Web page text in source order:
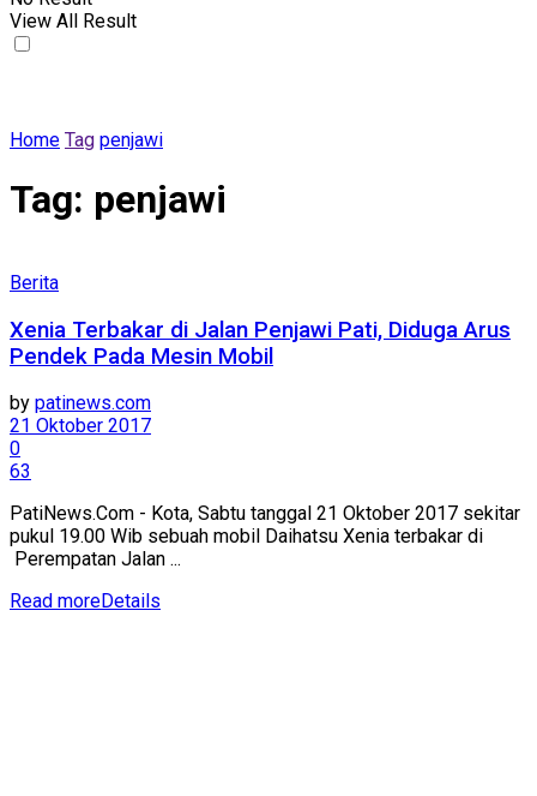
View All Result
Home Tag penjawi
Tag: penjawi
Berita
Xenia Terbakar di Jalan Penjawi Pati, Diduga Arus
Pendek Pada Mesin Mobil
by patinews.com
21 Oktober 2017
0
63
PatiNews.Com - Kota, Sabtu tanggal 21 Oktober 2017 sekitar
pukul 19.00 Wib sebuah mobil Daihatsu Xenia terbakar di
Perempatan Jalan ...
Read moreDetails